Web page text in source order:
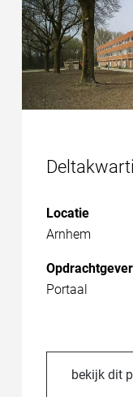
Locatie
Arnhem
Opdrachtgever
Portaal
bekijk dit